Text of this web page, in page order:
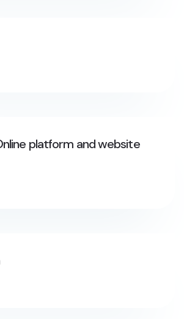
platform and website